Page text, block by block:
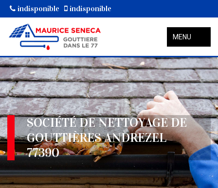
indisponible indisponible
MENU
SOCIÉTÉ DE NETTOYAGE DE
GOUTTIÈRES ANDREZEL
77390